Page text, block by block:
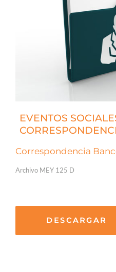
EVENTOS
Correspondencia
Archivo MEY 125 D
DESCARGAR